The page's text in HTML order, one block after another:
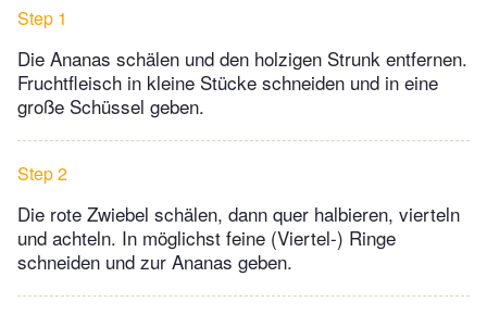
Step 1
Die Ananas schälen und den holzigen Strunk entfernen.
Fruchtfleisch in kleine Stücke schneiden und in eine
große Schüssel geben.
Step 2
Die rote Zwiebel schälen, dann quer halbieren, vierteln
und achteln. In möglichst feine (Viertel-) Ringe
schneiden und zur Ananas geben.